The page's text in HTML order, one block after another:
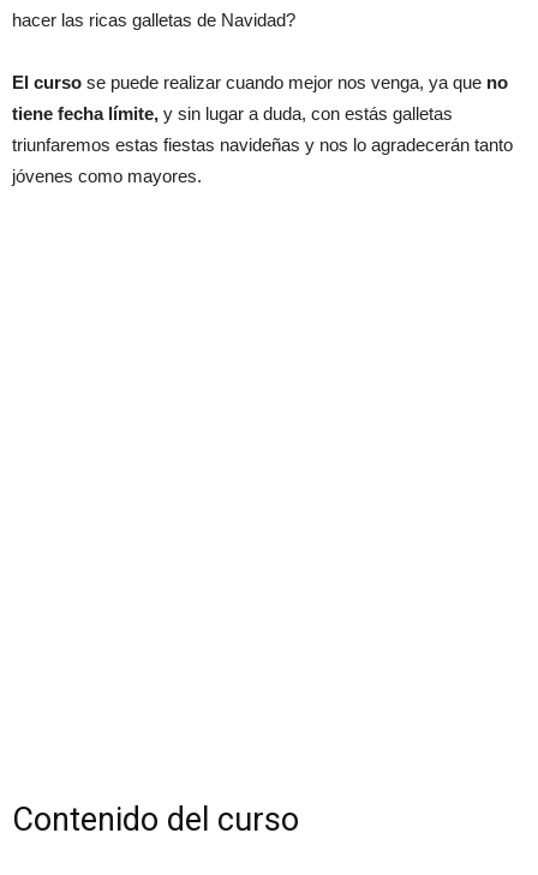
hacer las ricas galletas de Navidad?
El curso se puede realizar cuando mejor nos venga, ya que no
tiene fecha límite, y sin lugar a duda, con estás galletas
triunfaremos estas fiestas navideñas y nos lo agradecerán tanto
jóvenes como mayores.
Contenido del curso